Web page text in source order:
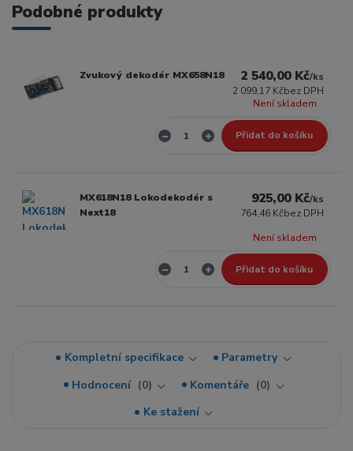
Podobné produkty
Zvukový dekodér MX658N18 2 540,00 Kč/ks
2 099,17 Kčbez DPH
Není skladem
Přidat do košíku
MX618N18 Lokodekodér s
Next18
925,00 Kč/ks
764,46 Kčbez DPH
Není skladem
Přidat do košíku
Kompletní specifikace
Parametry
Hodnocení
0 Komentáře
0
Ke stažení